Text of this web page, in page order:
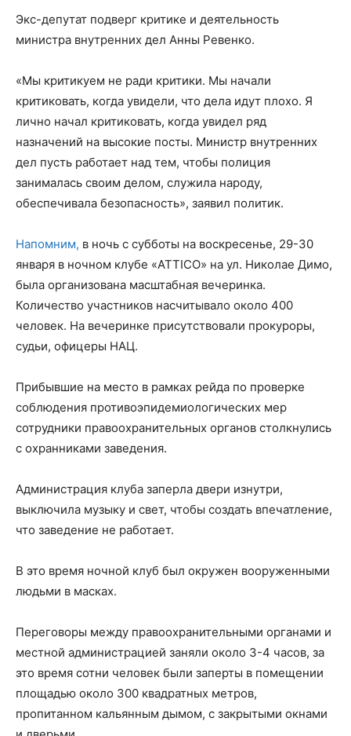
Экс-депутат подверг критике и деятельность
министра внутренних дел Анны Ревенко.
«Мы критикуем не ради критики. Мы начали
критиковать, когда увидели, что дела идут плохо. Я
лично начал критиковать, когда увидел ряд
назначений на высокие посты. Министр внутренних
дел пусть работает над тем, чтобы полиция
занималась своим делом, служила народу,
обеспечивала безопасность», заявил политик.
Напомним, в ночь с субботы на воскресенье, 29-30
января в ночном клубе «ATТICO» на ул. Николае Димо,
была организована маcштабная вечеринка.
Количество участников насчитывало около 400
человек. На вечеринке присутствовали прокуроры,
судьи, офицеры НАЦ.
Прибывшие на место в рамках рейда по проверке
соблюдения противоэпидемиологических мер
сотрудники правоохранительных органов столкнулись
с охранниками заведения.
Администрация клуба заперла двери изнутри,
выключила музыку и свет, чтобы создать впечатление,
что заведение не работает.
В это время ночной клуб был окружен вооруженными
людьми в масках.
Переговоры между правоохранительными органами и
местной администрацией заняли около 3-4 часов, за
это время сотни человек были заперты в помещении
площадью около 300 квадратных метров,
пропитанном кальянным дымом, с закрытыми окнами